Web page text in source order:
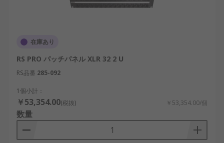
在庫あり
RS PRO パッチパネル XLR 32 2 U
RS品番 285-092
1個小計：
￥53,354.00(税抜) ￥53,354.00/個
数量